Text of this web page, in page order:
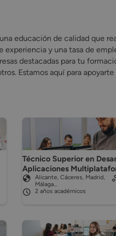
educación de calidad que
y una tasa de
destacadas para tu
Estamos aquí para
Técnico Superior en
Aplicaciones
Alicante, Cáceres, Madrid,
Málaga…
2 años académicos